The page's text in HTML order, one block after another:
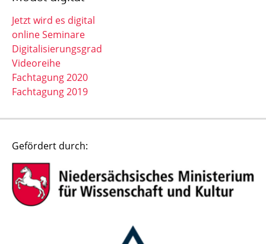
Jetzt wird es digital
online Seminare
Digitalisierungsgrad
Videoreihe
Fachtagung 2020
Fachtagung 2019
Gefördert durch: